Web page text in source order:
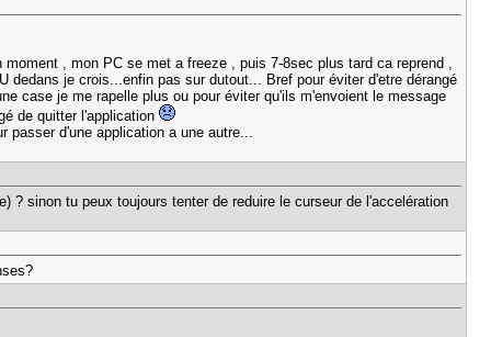
, mon PC se met a freeze , puis 7-8sec plus tard ca reprend ,
je crois...enfin pas sur dutout... Bref pour éviter d'etre dérangé
case je me rapelle plus ou pour éviter qu'ils m'envoient le message
de quitter l'application
passer d'une application a une autre...
? sinon tu peux toujours tenter de reduire le curseur de l'accelération